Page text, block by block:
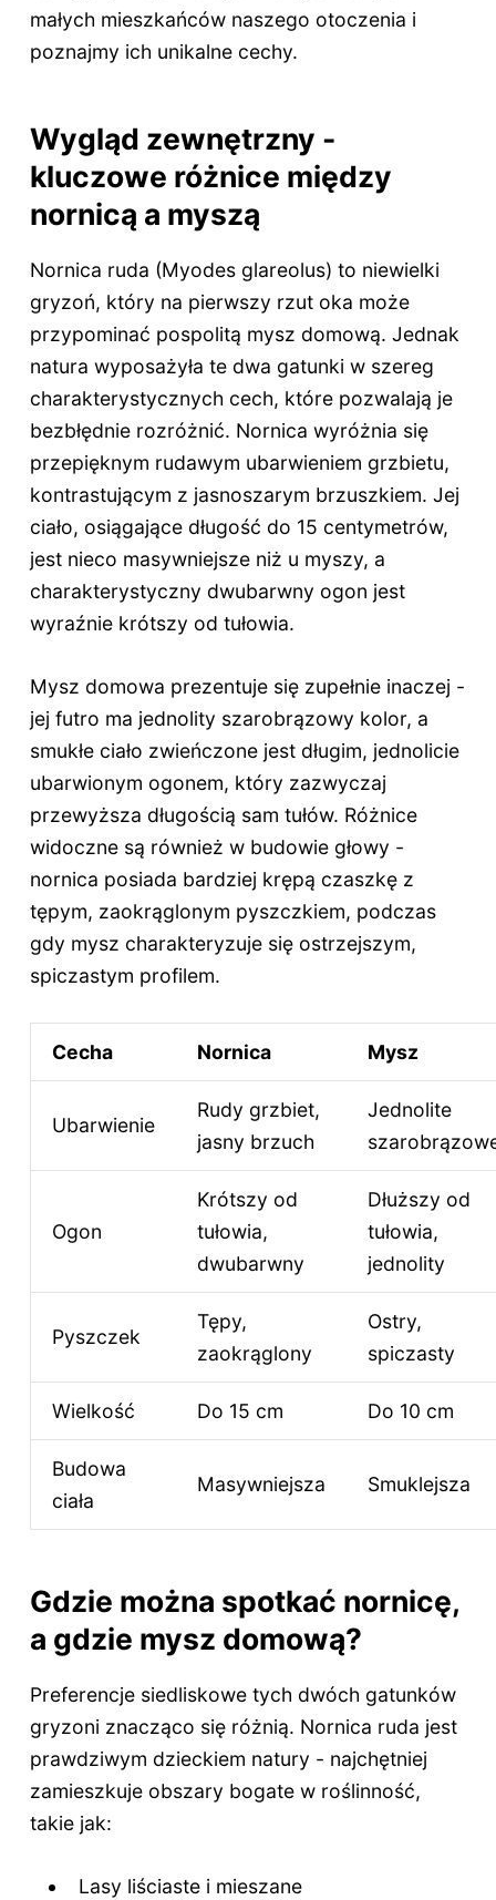
małych mieszkańców naszego otoczenia i
poznajmy ich unikalne cechy.
Wygląd zewnętrzny -
kluczowe różnice między
nornicą a myszą
Nornica ruda (Myodes glareolus) to niewielki
gryzoń, który na pierwszy rzut oka może
przypominać pospolitą mysz domową. Jednak
natura wyposażyła te dwa gatunki w szereg
charakterystycznych cech, które pozwalają je
bezbłędnie rozróżnić. Nornica wyróżnia się
przepięknym rudawym ubarwieniem grzbietu,
kontrastującym z jasnoszarym brzuszkiem. Jej
ciało, osiągające długość do 15 centymetrów,
jest nieco masywniejsze niż u myszy, a
charakterystyczny dwubarwny ogon jest
wyraźnie krótszy od tułowia.
Mysz domowa prezentuje się zupełnie inaczej -
jej futro ma jednolity szarobrązowy kolor, a
smukłe ciało zwieńczone jest długim, jednolicie
ubarwionym ogonem, który zazwyczaj
przewyższa długością sam tułów. Różnice
widoczne są również w budowie głowy -
nornica posiada bardziej krępą czaszkę z
tępym, zaokrąglonym pyszczkiem, podczas
gdy mysz charakteryzuje się ostrzejszym,
spiczastym profilem.
Cecha Nornica Mysz
Ubarwienie
Rudy grzbiet,
jasny brzuch
Jednolite
Ogon
Krótszy od
tułowia,
dwubarwny
Dłuższy od
tułowia,
jednolity
Pyszczek
Tępy,
zaokrąglony
Ostry,
spiczasty
Wielkość Do 15 cm Do 10 cm
Budowa
ciała
Masywniejsza Smuklejsza
Gdzie można spotkać nornicę,
a gdzie mysz domową?
Preferencje siedliskowe tych dwóch gatunków
gryzoni znacząco się różnią. Nornica ruda jest
prawdziwym dzieckiem natury - najchętniej
zamieszkuje obszary bogate w roślinność,
takie jak:
Lasy liściaste i mieszane